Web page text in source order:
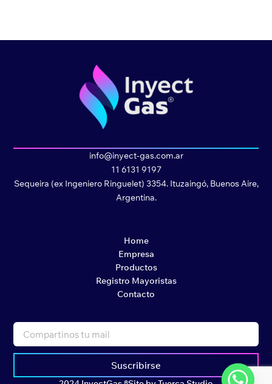
info@inyect-gas.com.ar
11 6131 9197
Sequeira (ex Ingeniero Ringuelet) 3354. Ituzaingó, Buenos Aire,
Argentina.
Home
Empresa
Productos
Registro Mayoristas
Contacto
Suscribirse